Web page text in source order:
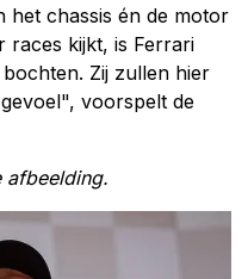
het chassis én de motor
races kijkt, is Ferrari
Zij zullen hier
voorspelt de
afbeelding.